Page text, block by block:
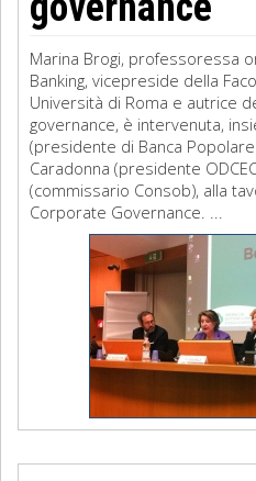
Marina Brogi, professoressa
Banking, vicepreside della
Università di Roma e autrice
governance, è intervenuta,
(presidente di Banca
Caradonna (presidente
(commissario Consob), alla
Corporate Governance. ...